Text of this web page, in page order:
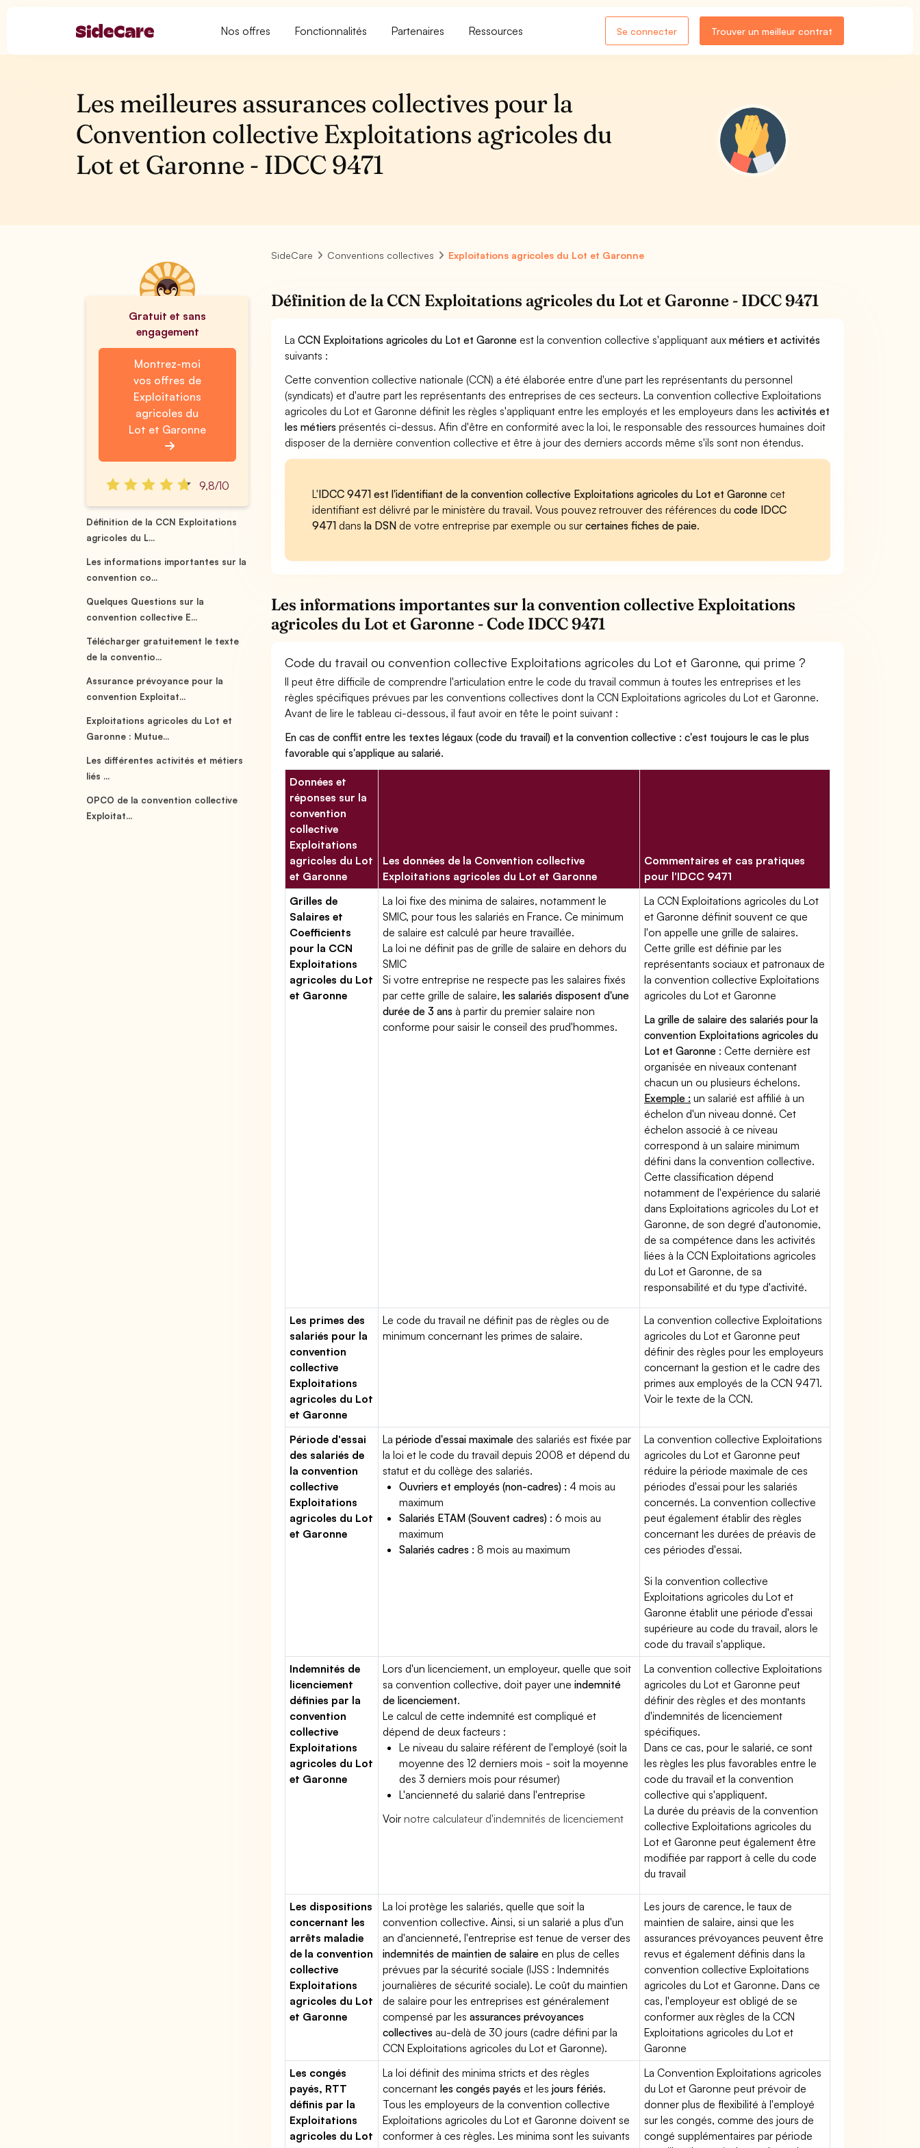
Nos offres Fonctionnalités Partenaires Ressources Se connecter Trouver un meilleur contrat
Les meilleures assurances collectives pour la
Convention collective Exploitations agricoles du
Lot et Garonne - IDCC 9471
Gratuit et sans
engagement
Montrez-moi
vos offres de
Exploitations
agricoles du
Lot et Garonne
9,8/10
Définition de la CCN Exploitations
agricoles du L...
Les informations importantes sur la
convention co...
Quelques Questions sur la
convention collective E...
Télécharger gratuitement le texte
de la conventio...
Assurance prévoyance pour la
convention Exploitat...
Exploitations agricoles du Lot et
Garonne : Mutue...
Les différentes activités et métiers
liés ...
OPCO de la convention collective
Exploitat...
SideCare Conventions collectives Exploitations agricoles du Lot et Garonne
Définition de la CCN Exploitations agricoles du Lot et Garonne - IDCC 9471
LaCCN Exploitations agricoles du Lot et Garonne est la convention collective s'appliquant auxmétiers et activités
suivants :
Cette convention collective nationale (CCN) a été élaborée entre d'une part les représentants du personnel
(syndicats) et d'autre part les représentants des entreprises de ces secteurs. La convention collective Exploitations
agricoles du Lot et Garonne définit les règles s'appliquant entre les employés et les employeurs dans lesactivités et
les métiers présentés ci-dessus. Afin d'être en conformité avec la loi, le responsable des ressources humaines doit
disposer de la dernière convention collective et être à jour des derniers accords même s'ils sont non étendus.
L'IDCC 9471 est l'identifiant de la convention collective Exploitations agricoles du Lot et Garonne cet
identifiant est délivré par le ministère du travail. Vous pouvez retrouver des références ducode IDCC
9471 dansla DSN de votre entreprise par exemple ou surcertaines fiches de paie.
Les informations importantes sur la convention collective Exploitations
agricoles du Lot et Garonne - Code IDCC 9471
Code du travail ou convention collective Exploitations agricoles du Lot et Garonne, qui prime ?
Il peut être difficile de comprendre l'articulation entre le code du travail commun à toutes les entreprises et les
règles spécifiques prévues par les conventions collectives dont la CCN Exploitations agricoles du Lot et Garonne.
Avant de lire le tableau ci-dessous, il faut avoir en tête le point suivant :
En cas de conflit entre les textes légaux (code du travail) et la convention collective : c'est toujours le cas le plus
favorable qui s'applique au salarié.
Données et
réponses sur la
convention
collective
Exploitations
agricoles du Lot
et Garonne
Les données de la Convention collective
Exploitations agricoles du Lot et Garonne
Commentaires et cas pratiques
pour l'IDCC 9471
Grilles de
Salaires et
Coefficients
pour la CCN
Exploitations
agricoles du Lot
et Garonne
La loi fixe des minima de salaires, notamment le
SMIC, pour tous les salariés en France. Ce minimum
de salaire est calculé par heure travaillée.
La loi ne définit pas de grille de salaire en dehors du
SMIC
Si votre entreprise ne respecte pas les salaires fixés
par cette grille de salaire,les salariés disposent d'une
durée de 3 ans à partir du premier salaire non
conforme pour saisir le conseil des prud'hommes.
La CCN Exploitations agricoles du Lot
et Garonne définit souvent ce que
l'on appelle une grille de salaires.
Cette grille est définie par les
représentants sociaux et patronaux de
la convention collective Exploitations
agricoles du Lot et Garonne
La grille de salaire des salariés pour la
convention Exploitations agricoles du
Lot et Garonne : Cette dernière est
organisée en niveaux contenant
chacun un ou plusieurs échelons.
Exemple : un salarié est affilié à un
échelon d'un niveau donné. Cet
échelon associé à ce niveau
correspond à un salaire minimum
défini dans la convention collective.
Cette classification dépend
notamment de l'expérience du salarié
dans Exploitations agricoles du Lot et
Garonne, de son degré d'autonomie,
de sa compétence dans les activités
liées à la CCN Exploitations agricoles
du Lot et Garonne, de sa
responsabilité et du type d'activité.
Les primes des
salariés pour la
convention
collective
Exploitations
agricoles du Lot
et Garonne
Le code du travail ne définit pas de règles ou de
minimum concernant les primes de salaire.
La convention collective Exploitations
agricoles du Lot et Garonne peut
définir des règles pour les employeurs
concernant la gestion et le cadre des
primes aux employés de la CCN 9471.
Voir le texte de la CCN.
Période d'essai
des salariés de
la convention
collective
Exploitations
agricoles du Lot
et Garonne
Lapériode d'essai maximale des salariés est fixée par
la loi et le code du travail depuis 2008 et dépend du
statut et du collège des salariés.
Ouvriers et employés (non-cadres) : 4 mois au
maximum
Salariés ETAM (Souvent cadres) : 6 mois au
maximum
Salariés cadres : 8 mois au maximum
La convention collective Exploitations
agricoles du Lot et Garonne peut
réduire la période maximale de ces
périodes d'essai pour les salariés
concernés. La convention collective
peut également établir des règles
concernant les durées de préavis de
ces périodes d'essai.
Si la convention collective
Exploitations agricoles du Lot et
Garonne établit une période d'essai
supérieure au code du travail, alors le
code du travail s'applique.
Indemnités de
licenciement
définies par la
convention
collective
Exploitations
agricoles du Lot
et Garonne
Lors d'un licenciement, un employeur, quelle que soit
sa convention collective, doit payer uneindemnité
de licenciement.
Le calcul de cette indemnité est compliqué et
dépend de deux facteurs :
Le niveau du salaire référent de l'employé (soit la
moyenne des 12 derniers mois - soit la moyenne
des 3 derniers mois pour résumer)
L'ancienneté du salarié dans l'entreprise
Voirnotre calculateur d'indemnités de licenciement
La convention collective Exploitations
agricoles du Lot et Garonne peut
définir des règles et des montants
d'indemnités de licenciement
spécifiques.
Dans ce cas, pour le salarié, ce sont
les règles les plus favorables entre le
code du travail et la convention
collective qui s'appliquent.
La durée du préavis de la convention
collective Exploitations agricoles du
Lot et Garonne peut également être
modifiée par rapport à celle du code
du travail
Les dispositions
concernant les
arrêts maladie
de la convention
collective
Exploitations
agricoles du Lot
et Garonne
La loi protège les salariés, quelle que soit la
convention collective. Ainsi, si un salarié a plus d'un
an d'ancienneté, l'entreprise est tenue de verser des
indemnités de maintien de salaire en plus de celles
prévues par la sécurité sociale (IJSS : Indemnités
journalières de sécurité sociale). Le coût du maintien
de salaire pour les entreprises est généralement
compensé par lesassurances prévoyances
collectives au-delà de 30 jours (cadre défini par la
CCN Exploitations agricoles du Lot et Garonne).
Les jours de carence, le taux de
maintien de salaire, ainsi que les
assurances prévoyances peuvent être
revus et également définis dans la
convention collective Exploitations
agricoles du Lot et Garonne. Dans ce
cas, l'employeur est obligé de se
conformer aux règles de la CCN
Exploitations agricoles du Lot et
Garonne
Les congés
payés, RTT
définis par la
Exploitations
agricoles du Lot
La loi définit des minima stricts et des règles
concernantles congés payés et lesjours fériés.
Tous les employeurs de la convention collective
Exploitations agricoles du Lot et Garonne doivent se
conformer à ces règles. Les minima sont les suivants
La Convention Exploitations agricoles
du Lot et Garonne peut prévoir de
donner plus de flexibilité à l'employé
sur les congés, comme des jours de
congé supplémentaires par période